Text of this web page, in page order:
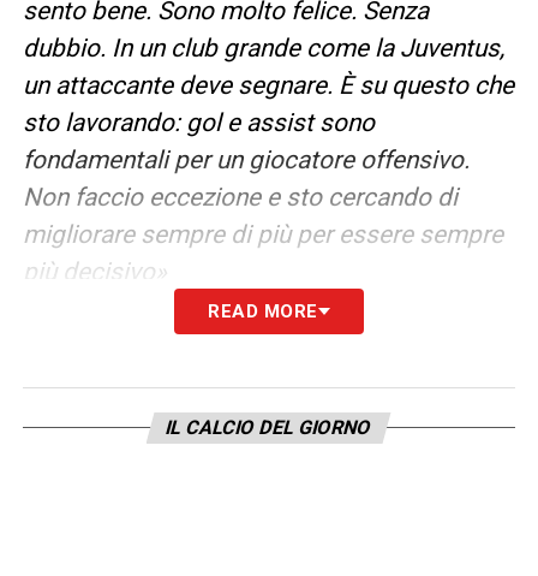
sento bene. Sono molto felice. Senza
dubbio. In un club grande come la Juventus,
un attaccante deve segnare. È su questo che
sto lavorando: gol e assist sono
fondamentali per un giocatore offensivo.
Non faccio eccezione e sto cercando di
migliorare sempre di più per essere sempre
più decisivo»
«Il campionato italiano è molto
è molto più difficile segnare, perché spesso
si gioca contro linee a sei o sette difensori,
READ MORE
IL CALCIO DEL GIORNO